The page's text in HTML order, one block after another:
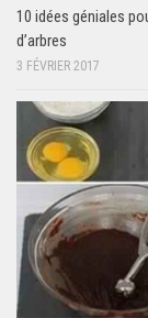
10 idées géniales
d’arbres
3 FÉVRIER 2017